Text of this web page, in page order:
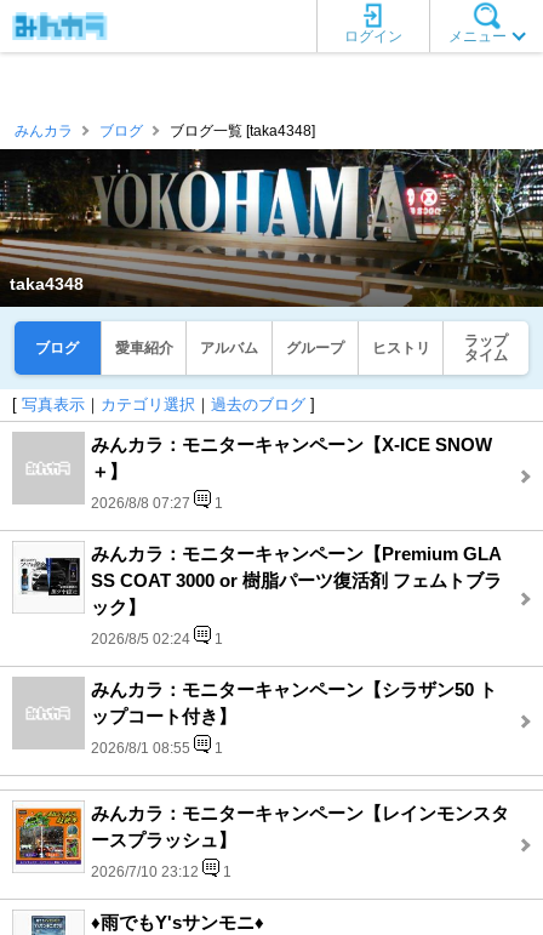
メニュー
ログイン
みんカラ ブログ ブログ一覧 [taka4348]
taka4348
ブログ 愛車紹介 アルバム グループ ヒストリ
ラップ
タイム
[ 写真表示 ｜ カテゴリ選択 ｜ 過去のブログ ]
みんカラ：モニターキャンペーン【X-ICE SNOW
＋】
2026/8/8 07:27 1
みんカラ：モニターキャンペーン【Premium GLA
SS COAT 3000 or 樹脂パーツ復活剤 フェムトブラ
ック】
2026/8/5 02:24 1
みんカラ：モニターキャンペーン【シラザン50 ト
ップコート付き】
2026/8/1 08:55 1
みんカラ：モニターキャンペーン【レインモンスタ
ースプラッシュ】
2026/7/10 23:12 1
♦雨でもY'sサンモニ♦